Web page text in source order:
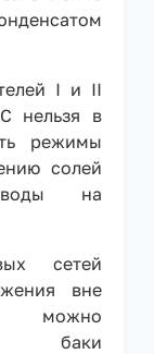
I и II
нельзя в
режимы
солей
воды на
сетей
вне
можно
баки